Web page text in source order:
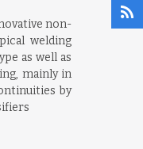
non-
welding
as well as
mainly in
by